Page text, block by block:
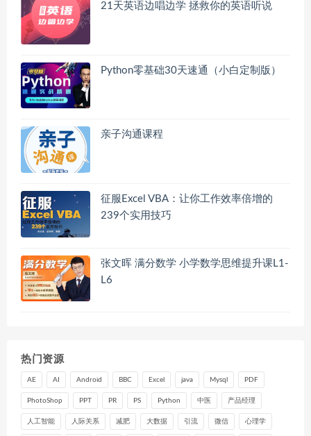
21天英语边唱边学 拯救你的英语听说
Python零基础30天速通（小白定制版）
亲子沟通课程
征服Excel VBA：让你工作效率倍增的
239个实用技巧
张文晖 满分数学 小学数学思维提升课L1-
L6
热门资源
AE AI Android BBC Excel java Mysql PDF
PhotoShop PPT PR PS Python 中医 产品经理
人工智能 人际关系 减肥 大数据 引流 微信 心理学